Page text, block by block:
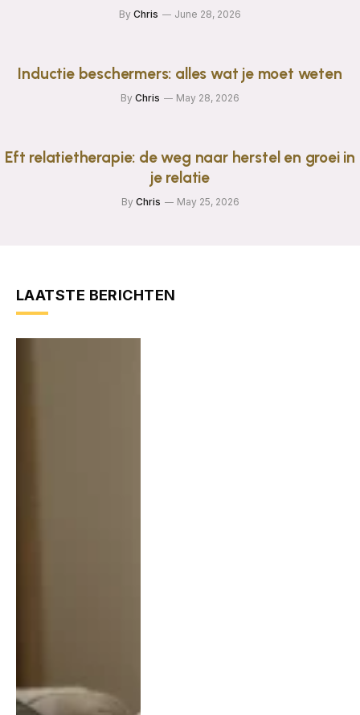
By Chris June 28, 2026
Inductie beschermers: alles wat je moet weten
By Chris May 28, 2026
Eft relatietherapie: de weg naar herstel en groei in
je relatie
By Chris May 25, 2026
LAATSTE BERICHTEN